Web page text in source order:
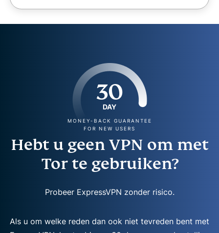
30
DAY
MONEY-BACK GUARANTEE
FOR NEW USERS
Hebt u geen VPN om met
Tor te gebruiken?
Probeer ExpressVPN zonder risico.
Als u om welke reden dan ook niet tevreden bent met